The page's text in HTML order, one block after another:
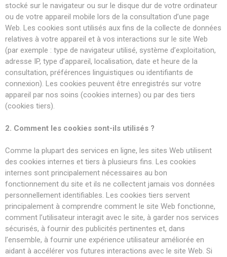
stocké sur le navigateur ou sur le disque dur de votre ordinateur
ou de votre appareil mobile lors de la consultation d’une page
Web. Les cookies sont utilisés aux fins de la collecte de données
relatives à votre appareil et à vos interactions sur le site Web
(par exemple : type de navigateur utilisé, système d’exploitation,
adresse IP, type d’appareil, localisation, date et heure de la
consultation, préférences linguistiques ou identifiants de
connexion). Les cookies peuvent être enregistrés sur votre
appareil par nos soins (cookies internes) ou par des tiers
(cookies tiers).
2. Comment les cookies sont-ils utilisés ?
Comme la plupart des services en ligne, les sites Web utilisent
des cookies internes et tiers à plusieurs fins. Les cookies
internes sont principalement nécessaires au bon
fonctionnement du site et ils ne collectent jamais vos données
personnellement identifiables. Les cookies tiers servent
principalement à comprendre comment le site Web fonctionne,
comment l’utilisateur interagit avec le site, à garder nos services
sécurisés, à fournir des publicités pertinentes et, dans
l’ensemble, à fournir une expérience utilisateur améliorée en
aidant à accélérer vos futures interactions avec le site Web. Si